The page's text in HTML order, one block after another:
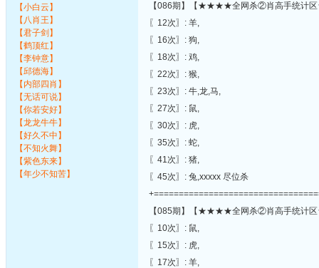
【小白云】
【八肖王】
【君子剑】
【鹤顶红】
【李钟意】
【邱德海】
【内部四肖】
【无话可说】
【你若安好】
【龙龙牛牛】
【好久不中】
【不知火舞】
【紫色东来】
【年少不知苦】
【086期】【★★★★全网杀②肖高手统计
〖12次〗: 羊,
〖16次〗: 狗,
〖18次〗: 鸡,
〖22次〗: 猴,
〖23次〗: 牛,龙,马,
〖27次〗: 鼠,
〖30次〗: 虎,
〖35次〗: 蛇,
〖41次〗: 猪,
〖45次〗: 兔,xxxxx 尽位杀
【085期】【★★★★全网杀②肖高手统计
〖10次〗: 鼠,
〖15次〗: 虎,
〖17次〗: 羊,